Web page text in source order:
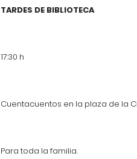
TARDES DE BIBLIOTECA
17:30 h
Cuentacuentos en la plaza de la
Para toda la familia.